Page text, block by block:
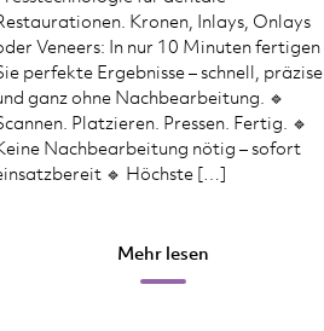
Kronen, Inlays, Onlays
Veneers: In nur 10 Minuten fertigen
perfekte Ergebnisse – schnell, präzise
ganz ohne Nachbearbeitung. 🔹
Platzieren. Pressen. Fertig. 🔹
Nachbearbeitung nötig – sofort
🔹 Höchste […]
Mehr lesen